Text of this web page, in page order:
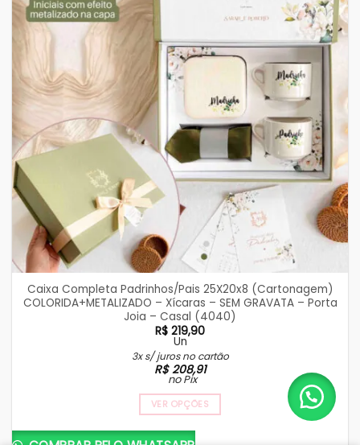
Caixa Completa Padrinhos/Pais 25X20x8 (Cartonagem)
COLORIDA+METALIZADO – Xícaras – SEM GRAVATA – Porta
Joia – Casal (4040)
R$ 219,90
Un
3x s/ juros no cartão
R$208,91
no Pix
VER OPÇÕES